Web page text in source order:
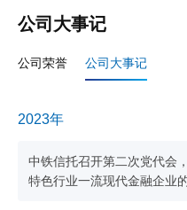
公司大事记
公司荣誉 公司大事记
2023年
中铁信托召开第二次党代会
特色行业一流现代金融企业